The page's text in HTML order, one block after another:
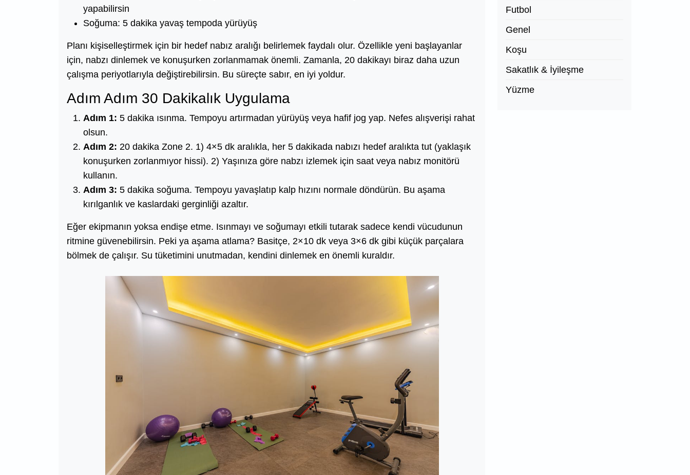
yapabilirsin
Soğuma: 5 dakika yavaş tempoda yürüyüş
Planı kişiselleştirmek için bir hedef nabız aralığı belirlemek faydalı olur. Özellikle yeni başlayanlar
için, nabzı dinlemek ve konuşurken zorlanmamak önemli. Zamanla, 20 dakikayı biraz daha uzun
çalışma periyotlarıyla değiştirebilirsin. Bu süreçte sabır, en iyi yoldur.
Adım Adım 30 Dakikalık Uygulama
Adım 1: 5 dakika ısınma. Tempoyu artırmadan yürüyüş veya hafif jog yap. Nefes alışverişi rahat
olsun.
Adım 2: 20 dakika Zone 2. 1) 4×5 dk aralıkla, her 5 dakikada nabızı hedef aralıkta tut (yaklaşık
konuşurken zorlanmıyor hissi). 2) Yaşınıza göre nabzı izlemek için saat veya nabız monitörü
kullanın.
Adım 3: 5 dakika soğuma. Tempoyu yavaşlatıp kalp hızını normale döndürün. Bu aşama
kırılganlık ve kaslardaki gerginliği azaltır.
Eğer ekipmanın yoksa endişe etme. Isınmayı ve soğumayı etkili tutarak sadece kendi vücudunun
ritmine güvenebilirsin. Peki ya aşama atlama? Basitçe, 2×10 dk veya 3×6 dk gibi küçük parçalara
bölmek de çalışır. Su tüketimini unutmadan, kendini dinlemek en önemli kuraldır.
Futbol
Genel
Koşu
Sakatlık & İyileşme
Yüzme